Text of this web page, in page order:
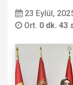
23 Eylül,
Ort. 0 dk. 43